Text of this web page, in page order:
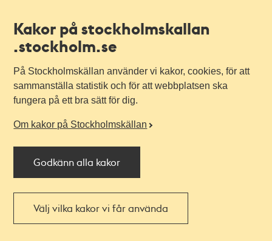
Kakor på stockholmskallan
.stockholm.se
På Stockholmskällan använder vi kakor, cookies, för att
sammanställa statistik och för att webbplatsen ska
fungera på ett bra sätt för dig.
Om kakor på Stockholmskällan
Godkänn alla kakor
Välj vilka kakor vi får använda